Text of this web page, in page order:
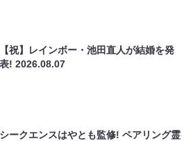
【祝】レインボー・池田直人が結婚を発
表!2026.08.07
シークエンスはやとも監修! ペアリング霊